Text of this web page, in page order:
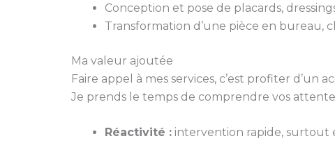
Conception et pose de placards,
Transformation d’une pièce en bureau,
Ma valeur ajoutée
Faire appel à mes services, c’est profiter
Je prends le temps de comprendre vos
Réactivité : intervention rapide, surtout